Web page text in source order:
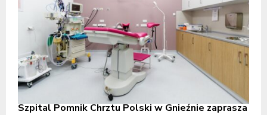
Szpital Pomnik Chrztu Polski w Gnieźnie zaprasza